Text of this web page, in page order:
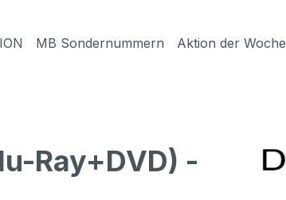
MB Sondernummern Aktion der Woche
Ray+DVD) -